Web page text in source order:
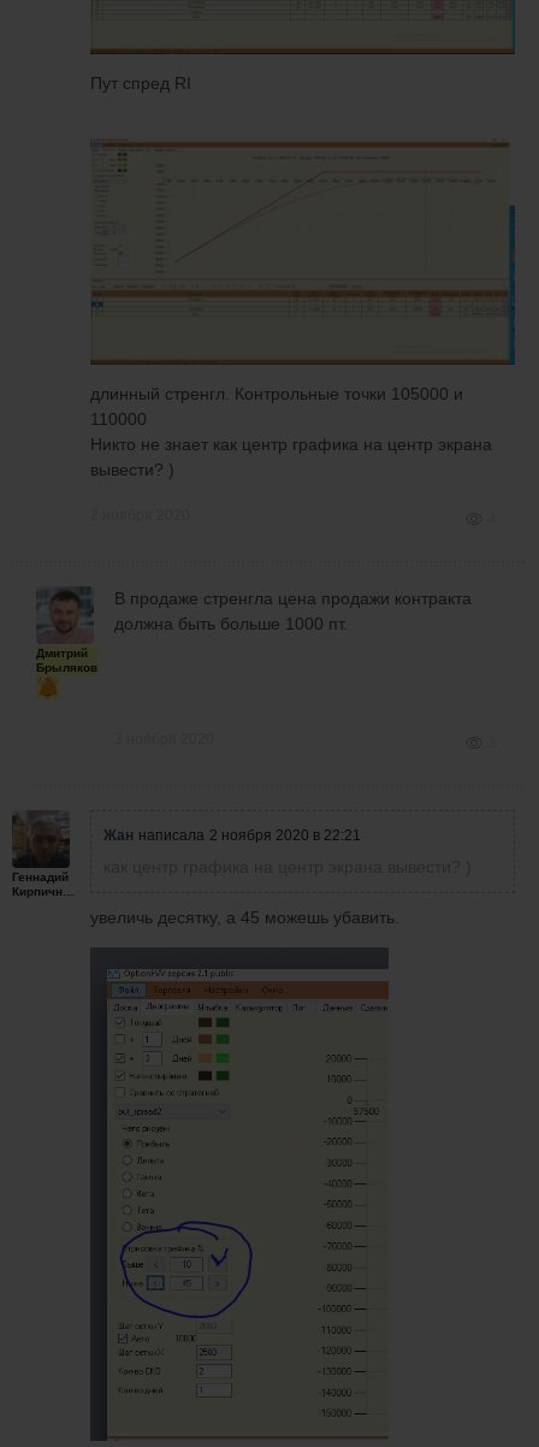
Пут спред RI
длинный стренгл. Контрольные точки 105000 и
110000
Никто не знает как центр графика на центр экрана
вывести? )
Дмитрий
Брыляков
В продаже стренгла цена продажи контракта
должна быть больше 1000 пт.
Геннадий
Жан написала 2 ноября 2020 в 22:21
увеличь десятку, а 45 можешь убавить.